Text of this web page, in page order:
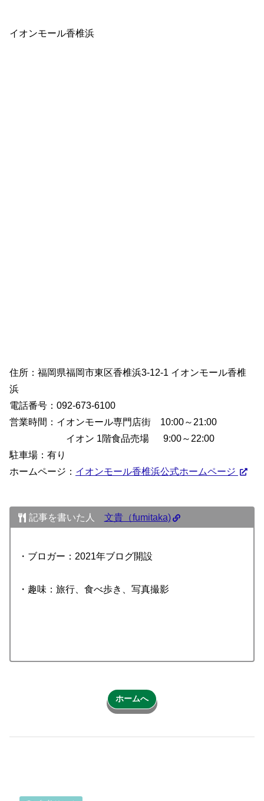
イオンモール香椎浜
住所：福岡県福岡市東区香椎浜3-12-1 イオンモール香椎
浜
電話番号：092-673-6100
営業時間：イオンモール専門店街 10:00～21:00
イオン 1階食品売場 9:00～22:00
駐車場：有り
ホームページ： イオンモール香椎浜公式ホームページ
記事を書いた人 文貴（fumitaka)
・ブロガー：2021年ブログ開設
・趣味：旅行、食べ歩き、写真撮影
ホームへ